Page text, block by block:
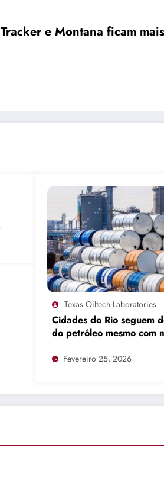
Tracker e Montana ficam
Texas Oiltech Laboratories
Cidades do Rio seguem
do petróleo mesmo com
produção
Fevereiro 25, 2026